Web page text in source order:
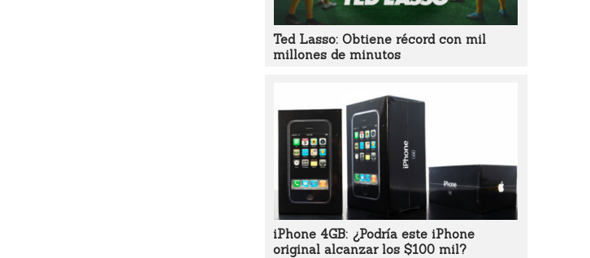
Ted Lasso: Obtiene récord con mil
millones de minutos
iPhone 4GB: ¿Podría este iPhone
original alcanzar los $100 mil?